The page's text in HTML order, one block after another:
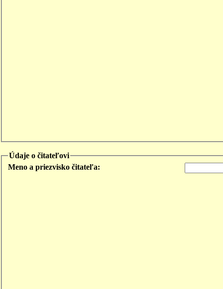
Údaje o čitateľovi
Meno a priezvisko čitateľa: